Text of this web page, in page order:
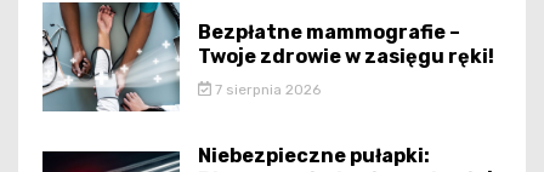
Bezpłatne mammografie –
Twoje zdrowie w zasięgu ręki!
7 sierpnia 2026
Niebezpieczne pułapki: